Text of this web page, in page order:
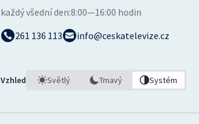
každý všední den:8:00—16:00 hodin
261 136 113
info@ceskatelevize.cz
Vzhled Světlý Tmavý Systém